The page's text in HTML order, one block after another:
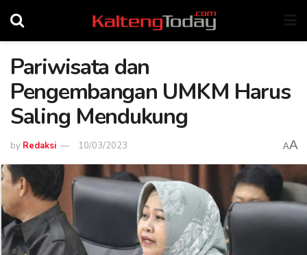
Pariwisata dan
Pengembangan UMKM Harus
Saling Mendukung
by Redaksi 10/03/2023 AA